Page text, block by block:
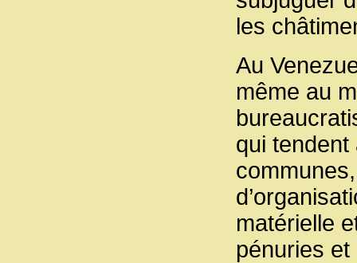
les
Au
même au
qui tendent
matérielle
pénuries et